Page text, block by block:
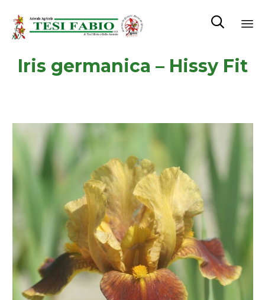

Iris germanica – Hissy Fit